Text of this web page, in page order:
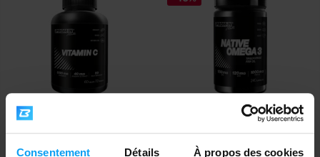
Consentement Détails À propos des cookies